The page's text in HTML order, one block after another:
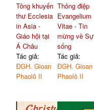
Tông khuyến
thư Ecclesia
in Asia -
Giáo hội tại
Á Châu
Tác giả:
ĐGH. Gioan
Phaolô II
Thông điệp
Evangelium
Vitae - Tin
mừng về Sự
sống
Tác giả:
ĐGH. Gioan
Phaolô II